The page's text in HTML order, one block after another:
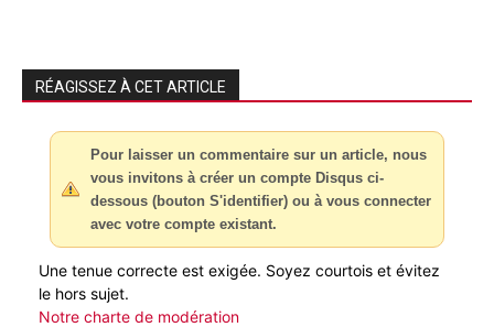
RÉAGISSEZ À CET ARTICLE
Pour laisser un commentaire sur un article, nous
vous invitons à créer un compte Disqus ci-
dessous (bouton S'identifier) ou à vous connecter
avec votre compte existant.
Une tenue correcte est exigée. Soyez courtois et évitez
le hors sujet.
Notre charte de modération